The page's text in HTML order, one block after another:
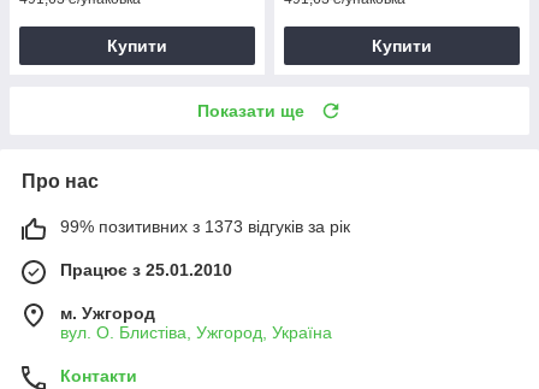
Купити Купити
Показати ще
Про нас
99% позитивних з 1373 відгуків за рік
Працює з 25.01.2010
м. Ужгород
вул. О. Блистіва, Ужгород, Україна
Контакти